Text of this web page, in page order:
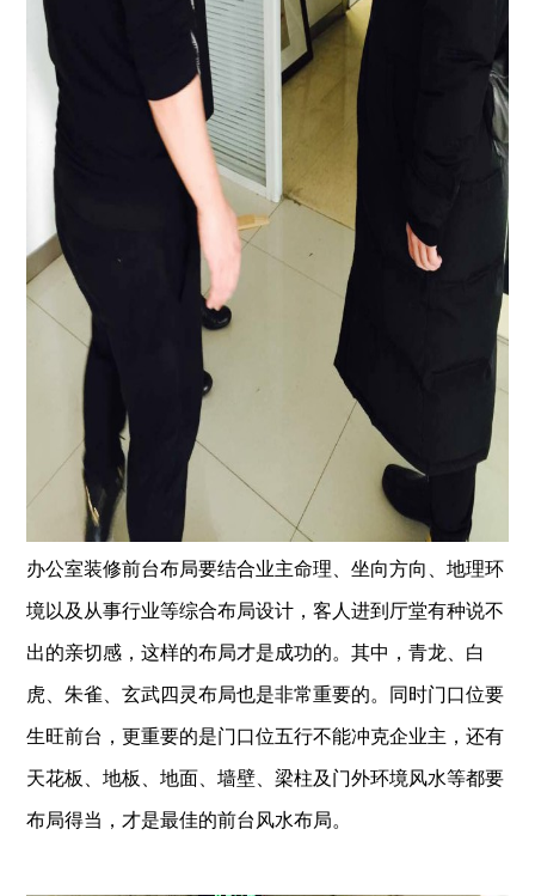
办公室装修前台布局要结合业主命理、坐向方向、地理环
境以及从事行业等综合布局设计，客人进到厅堂有种说不
出的亲切感，这样的布局才是成功的。其中，青龙、白
虎、朱雀、玄武四灵布局也是非常重要的。同时门口位要
生旺前台，更重要的是门口位五行不能冲克企业主，还有
天花板、地板、地面、墙壁、梁柱及门外环境风水等都要
布局得当，才是最佳的前台风水布局。